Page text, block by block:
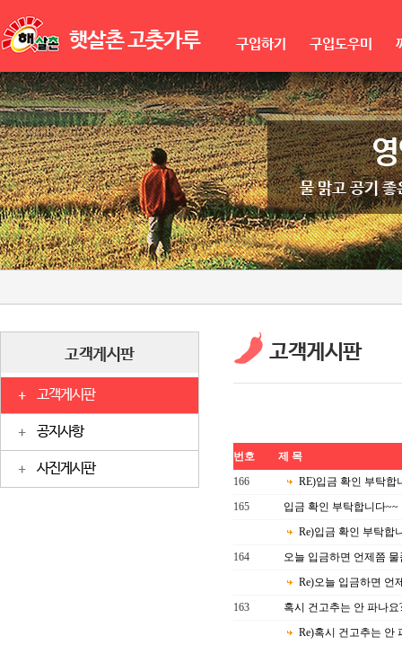
구입하기 구입도우미
물 맑고 공기 좋
고객게시판
고객게시판
공지사항
사진게시판
고객게시판
번호
제 목
166
RE)입금 확인 부탁합
165
입금 확인 부탁합니다~~
Re)입금 확인 부탁합
164
오늘 입금하면 언제쯤
Re)오늘 입금하면
163
혹시 건고추는 안 파나요
Re)혹시 건고추는 안